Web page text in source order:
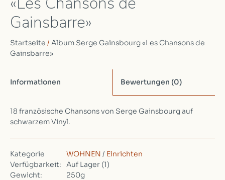
Gainsbarre»
Startseite / Album Serge Gainsbourg «Les Chansons de
Gainsbarre»
Informationen Bewertungen (0)
18 französische Chansons von Serge Gainsbourg auf
schwarzem Vinyl.
Kategorie WOHNEN / Einrichten
Verfügbarkeit:
Auf Lager (1)
Gewicht:
250g